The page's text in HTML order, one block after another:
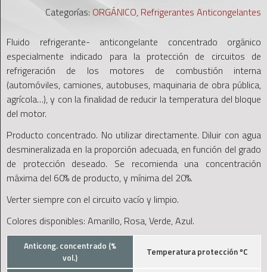
Categorías: ORGÁNICO, Refrigerantes Anticongelantes
Fluido refrigerante- anticongelante concentrado orgánico
especialmente indicado para la protección de circuitos de
refrigeración de los motores de combustión interna
(automóviles, camiones, autobuses, maquinaria de obra pública,
agrícola…), y con la finalidad de reducir la temperatura del bloque
del motor.
Producto concentrado. No utilizar directamente. Diluir con agua
desmineralizada en la proporción adecuada, en función del grado
de protección deseado. Se recomienda una concentración
máxima del 60% de producto, y mínima del 20%.
Verter siempre con el circuito vacío y limpio.
Colores disponibles: Amarillo, Rosa, Verde, Azul.
Anticong. concentrado (%
vol.)
Temperatura protección ºC